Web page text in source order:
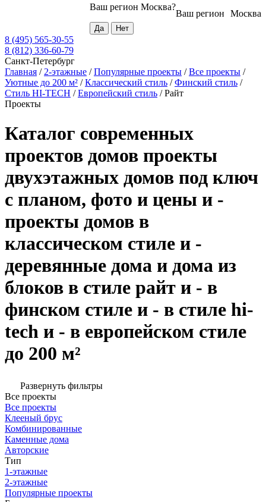
Москва
Ваш регион
Ваш регион Москва?
8 (495) 565-30-55
8 (812) 336-60-79
Санкт-Петербург
Главная / 2-этажные /Популярные проекты /Все проекты /
Уютные до 200 м² /Классический стиль /Финский стиль /
Стиль HI-TECH /Европейский стиль /Райт
Проекты
Каталог современных
проектов домов проекты
двухэтажных домов под ключ
с планом, фото и цены и -
проекты домов в
классическом стиле и -
деревянные дома и дома из
блоков в стиле райт и - в
финском стиле и - в стиле hi-
tech и - в европейском стиле
до 200 м²
Развернуть фильтры
Все проекты
Все проекты
Клееный брус
Комбинированные
Каменные дома
Авторские
Тип
1-этажные
2-этажные
Популярные проекты